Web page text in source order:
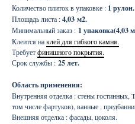
Количество плиток в упаковке : 1 рулон.
Площадь листа :4,03 м2.
Минимальный заказ : 1 упаковка(4,03
Клеится наклей для гибкого камня.
Требуетфинишного покрытия.
Срок службы : 25 лет.
Область применения:
Внутренняя отделка : стены
том числе фартуков), ванные ,
Внешняя отделка : фасады, цоколя.